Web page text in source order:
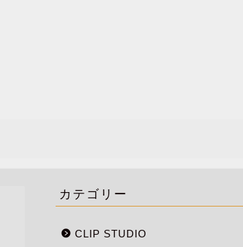
カテゴリー
CLIP STUDIO